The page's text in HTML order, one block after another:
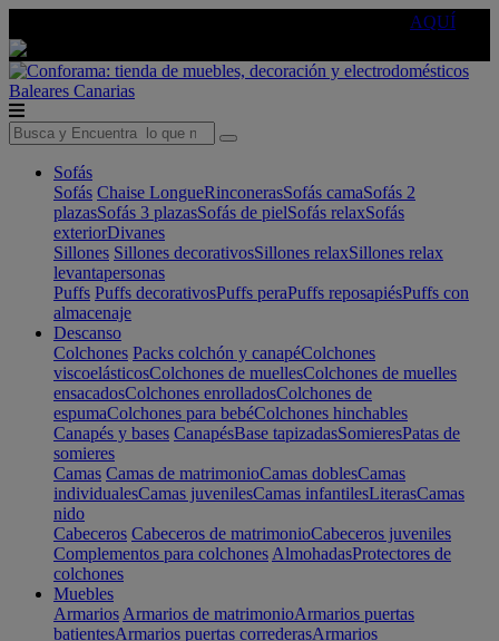
AQUÍ
Baleares Canarias
Sofás
Sofás Chaise LongueRinconerasSofás camaSofás 2
plazasSofás 3 plazasSofás de pielSofás relaxSofás
exteriorDivanes
Sillones Sillones decorativosSillones relaxSillones relax
levantapersonas
Puffs Puffs decorativosPuffs peraPuffs reposapiésPuffs con
almacenaje
Descanso
Colchones Packs colchón y canapéColchones
viscoelásticosColchones de muellesColchones de muelles
ensacadosColchones enrolladosColchones de
espumaColchones para bebéColchones hinchables
Canapés y bases CanapésBase tapizadasSomieresPatas de
somieres
Camas Camas de matrimonioCamas doblesCamas
individualesCamas juvenilesCamas infantilesLiterasCamas
nido
Cabeceros Cabeceros de matrimonioCabeceros juveniles
Complementos para colchones AlmohadasProtectores de
colchones
Muebles
Armarios Armarios de matrimonioArmarios puertas
batientesArmarios puertas correderasArmarios